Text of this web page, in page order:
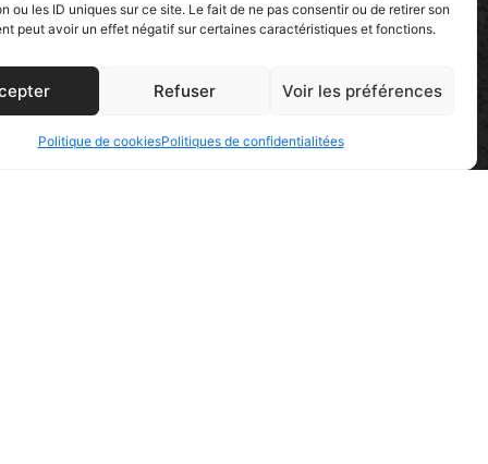
ou les ID uniques sur ce site. Le fait de ne pas consentir ou de retirer son
peut avoir un effet négatif sur certaines caractéristiques et fonctions.
Refuser Voir les préférences
Politique de cookiesPolitiques de confidentialitées